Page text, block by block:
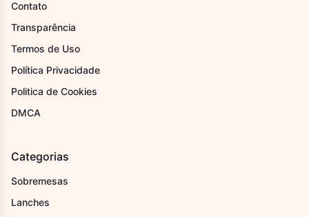
Contato
Transparência
Termos de Uso
Política Privacidade
Politica de Cookies
DMCA
Categorias
Sobremesas
Lanches